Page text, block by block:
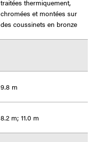
traitées thermiquement,
chromées et montées sur
des coussinets en bronze
9.8 m
8.2 m; 11.0 m